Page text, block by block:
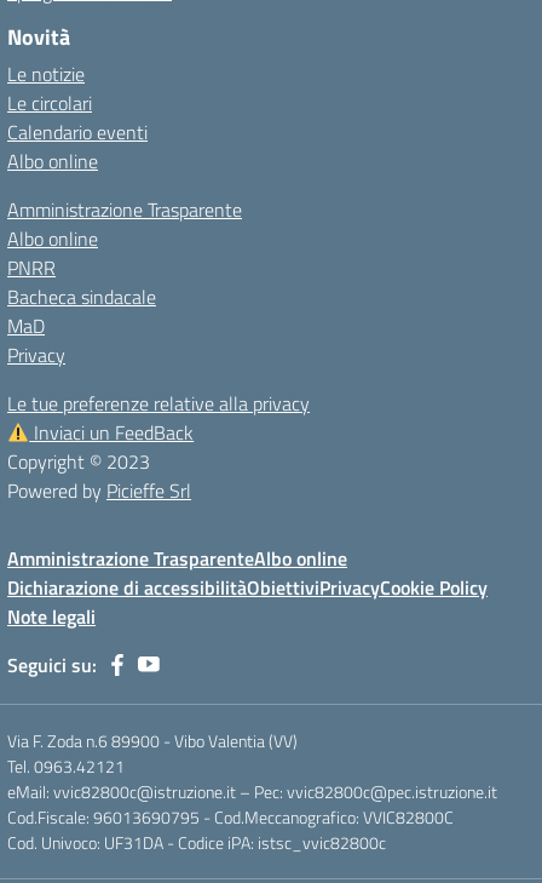
Novità
Le notizie
Le circolari
Calendario eventi
Albo online
Amministrazione Trasparente
Albo online
PNRR
Bacheca sindacale
MaD
Privacy
Le tue preferenze relative alla privacy
Inviaci un FeedBack
Copyright © 2023
Powered by Picieffe Srl
Amministrazione TrasparenteAlbo online
Dichiarazione di accessibilitàObiettiviPrivacyCookie Policy
Note legali
Seguici su:
Via F. Zoda n.6 89900 - Vibo Valentia (VV)
Tel. 0963.42121
eMail: vvic82800c@istruzione.it – Pec: vvic82800c@pec.istruzione.it
Cod.Fiscale: 96013690795 - Cod.Meccanografico: VVIC82800C
Cod. Univoco: UF31DA - Codice iPA: istsc_vvic82800c